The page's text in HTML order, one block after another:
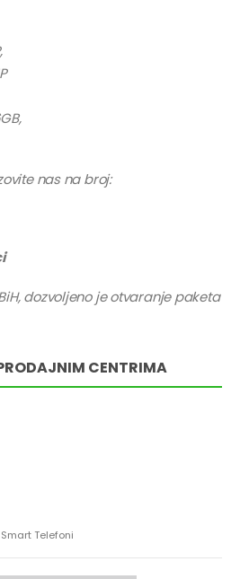
nas na broj:
dozvoljeno je otvaranje paketa
CENTRIMA
Smart Telefoni